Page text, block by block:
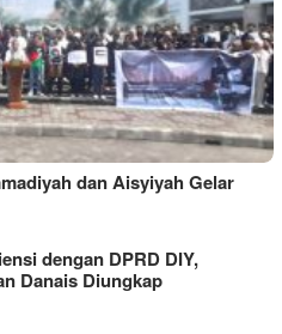
dan Aisyiyah Gelar
dengan DPRD DIY,
Danais Diungkap